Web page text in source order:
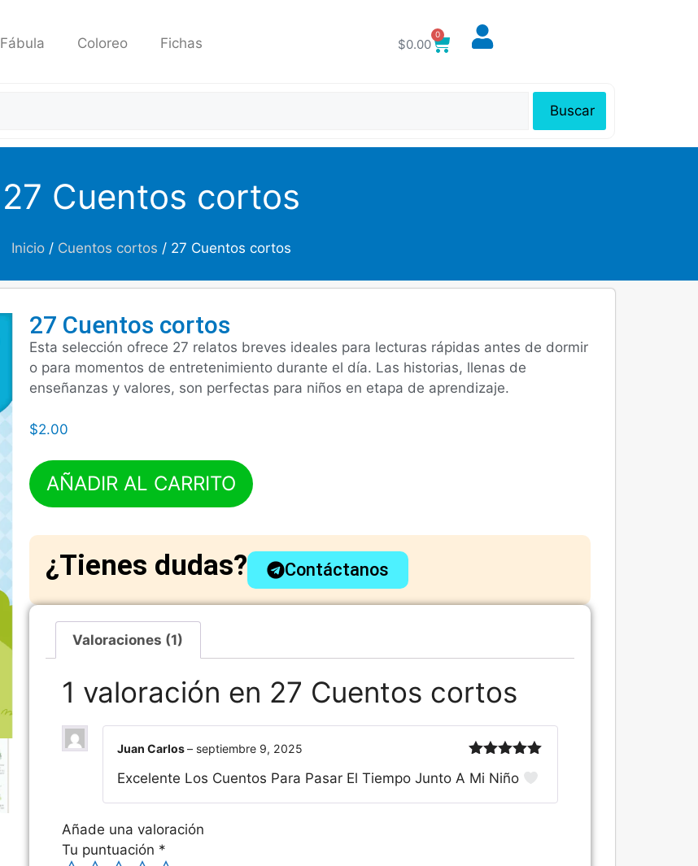
Fábula Coloreo Fichas $0.00
0
Buscar
27 Cuentos cortos
Inicio / Cuentos cortos / 27 Cuentos cortos
27 Cuentos cortos
Esta selección ofrece 27 relatos breves ideales para lecturas rápidas antes de dormir
o para momentos de entretenimiento durante el día. Las historias, llenas de
enseñanzas y valores, son perfectas para niños en etapa de aprendizaje.
$2.00
AÑADIR AL CARRITO
¿Tienes dudas? Contáctanos
Valoraciones (1)
1 valoración en 27 Cuentos cortos
con5de 5
Juan Carlos– septiembre 9, 2025
Excelente Los Cuentos Para Pasar El Tiempo Junto A Mi Niño
Añade una valoración
Tu puntuación *